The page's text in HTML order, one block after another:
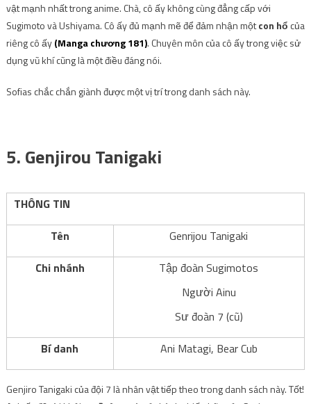
vật mạnh nhất trong anime. Chà, cô ấy không cùng đẳng cấp với
Sugimoto và Ushiyama. Cô ấy đủ mạnh mẽ để đảm nhận mộtcon hổ của
riêng cô ấy(Manga chương 181). Chuyên môn của cô ấy trong việc sử
dụng vũ khí cũng là một điều đáng nói.
Sofias chắc chắn giành được một vị trí trong danh sách này.
5. Genjirou Tanigaki
THÔNG TIN
Tên
Genrijou Tanigaki
Chi nhánh
Tập đoàn Sugimotos
Người Ainu
Sư đoàn 7 (cũ)
Bí danh
Ani Matagi, Bear Cub
Genjiro Tanigaki của đội 7 là nhân vật tiếp theo trong danh sách này. Tốt!